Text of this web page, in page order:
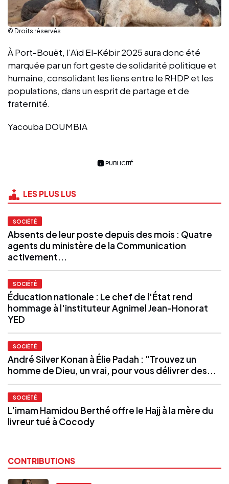
© Droits réservés
À Port-Bouët, l’Aïd El-Kébir 2025 aura donc été
marquée par un fort geste de solidarité politique et
humaine, consolidant les liens entre le RHDP et les
populations, dans un esprit de partage et de
fraternité.
Yacouba DOUMBIA
PUBLICITÉ
LES PLUS LUS
SOCIÉTÉ
Absents de leur poste depuis des mois : Quatre
agents du ministère de la Communication
activement...
SOCIÉTÉ
Éducation nationale : Le chef de l'État rend
hommage à l'instituteur Agnimel Jean-Honorat
YED
SOCIÉTÉ
André Silver Konan à Élie Padah : "Trouvez un
homme de Dieu, un vrai, pour vous délivrer des...
SOCIÉTÉ
L'imam Hamidou Berthé offre le Hajj à la mère du
livreur tué à Cocody
CONTRIBUTIONS